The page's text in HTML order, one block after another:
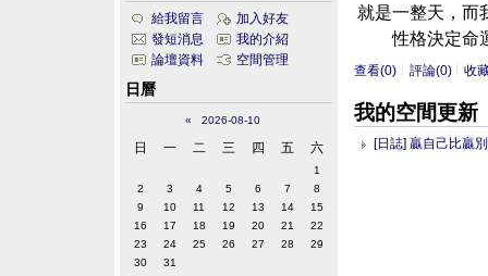
就是一整天，而
性格決定命運
查看(0) 評論(0) 收
我的空間更新
[日誌]贏自己比贏
給我留言
加入好友
發短消息
我的介紹
論壇資料
空間管理
日曆
« 2026-08-10
日 一 二 三 四 五 六
1
2
3 4 5 6 7
8
9
10 11 12 13 14
15
16
17 18 19 20 21
22
23
24 25 26 27 28
29
30
31